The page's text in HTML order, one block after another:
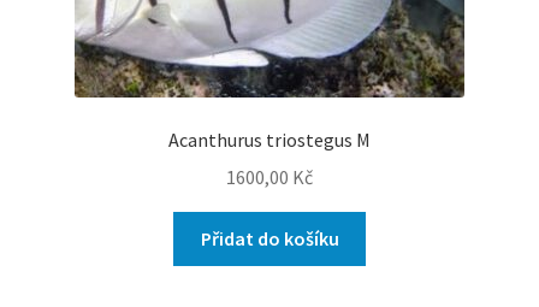
Acanthurus triostegus M
1600,00 Kč
Přidat do košíku